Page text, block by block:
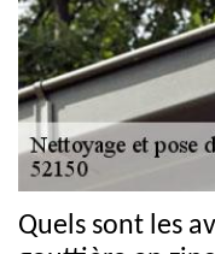
Quels sont les